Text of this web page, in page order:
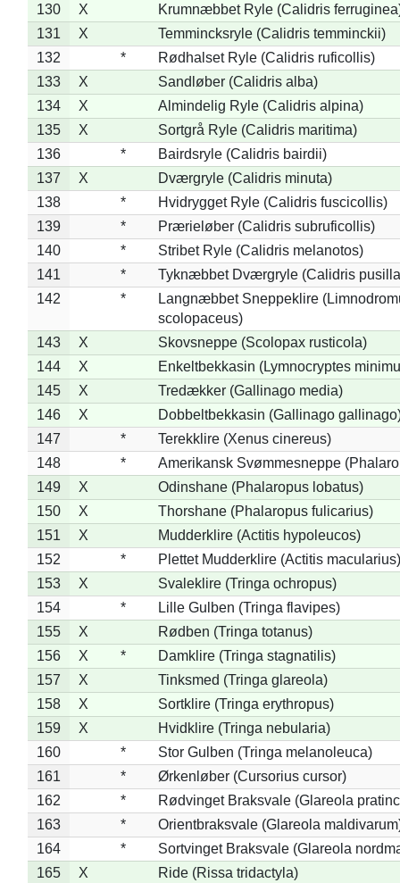
130
X
Krumnæbbet Ryle (Calidris
131
X
Temmincksryle (Calidris temminckii)
132
*
Rødhalset Ryle (Calidris ruficollis)
133
X
Sandløber (Calidris alba)
134
X
Almindelig Ryle (Calidris alpina)
135
X
Sortgrå Ryle (Calidris maritima)
136
*
Bairdsryle (Calidris bairdii)
137
X
Dværgryle (Calidris minuta)
138
*
Hvidrygget Ryle (Calidris fuscicollis)
139
*
Prærieløber (Calidris subruficollis)
140
*
Stribet Ryle (Calidris melanotos)
141
*
Tyknæbbet Dværgryle (Calidris
142
*
Langnæbbet Sneppeklire
scolopaceus)
143
X
Skovsneppe (Scolopax rusticola)
144
X
Enkeltbekkasin (Lymnocryptes
145
X
Tredækker (Gallinago media)
146
X
Dobbeltbekkasin (Gallinago
147
*
Terekklire (Xenus cinereus)
148
*
Amerikansk Svømmesneppe
149
X
Odinshane (Phalaropus lobatus)
150
X
Thorshane (Phalaropus fulicarius)
151
X
Mudderklire (Actitis hypoleucos)
152
*
Plettet Mudderklire (Actitis macularius)
153
X
Svaleklire (Tringa ochropus)
154
*
Lille Gulben (Tringa flavipes)
155
X
Rødben (Tringa totanus)
156
X *
Damklire (Tringa stagnatilis)
157
X
Tinksmed (Tringa glareola)
158
X
Sortklire (Tringa erythropus)
159
X
Hvidklire (Tringa nebularia)
160
*
Stor Gulben (Tringa melanoleuca)
161
*
Ørkenløber (Cursorius cursor)
162
*
Rødvinget Braksvale (Glareola
163
*
Orientbraksvale (Glareola
164
*
Sortvinget Braksvale (Glareola
165
X
Ride (Rissa tridactyla)